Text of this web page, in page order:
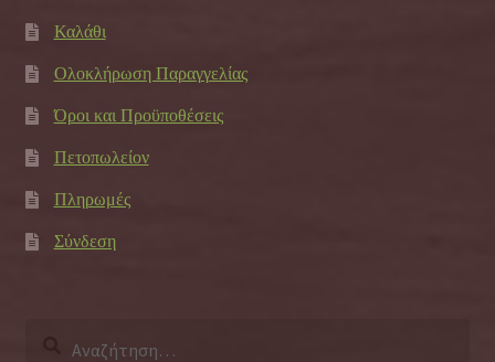
Καλάθι
Ολοκλήρωση Παραγγελίας
Όροι και Προϋποθέσεις
Πετοπωλείον
Πληρωμές
Σύνδεση